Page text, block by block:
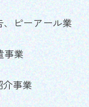
、ピーアール業
事業
事業